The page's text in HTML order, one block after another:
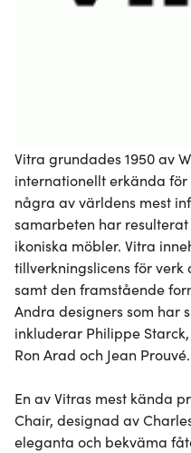
Vitra grundades 1950 av
internationellt erkända
några av världens mest
samarbeten har
ikoniska möbler. Vitra
tillverkningslicens för verk
samt den framstående
Andra designers som har
inkluderar Philippe
Ron Arad och Jean Prouvé.
En av Vitras mest kända
Chair, designad av
eleganta och bekväma